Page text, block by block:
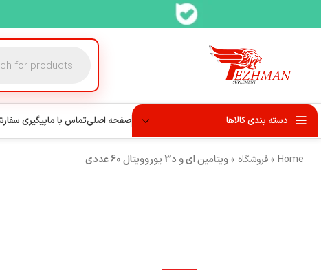
دسته بندی کالاها صفحه اصلیتماس با ماپیگیری
Home
»فروشگاه »ویتامین ای و د3 یوروویتال 60 عددی